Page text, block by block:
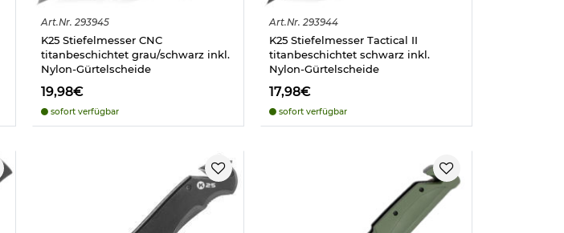
Art.Nr. 293945
K25 Stiefelmesser CNC
titanbeschichtet grau/schwarz inkl.
Nylon-Gürtelscheide
19,98€
sofort verfügbar
Art.Nr. 293944
K25 Stiefelmesser Tactical II
titanbeschichtet schwarz inkl.
Nylon-Gürtelscheide
17,98€
sofort verfügbar